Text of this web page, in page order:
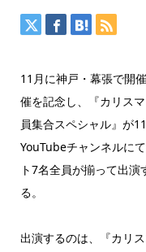
11月に神戸・幕張で開
催を記念し、『カリス
員集合スペシャル』が
YouTubeチャンネルに
ト7名全員が揃って出
る。
出演するのは、『カリ